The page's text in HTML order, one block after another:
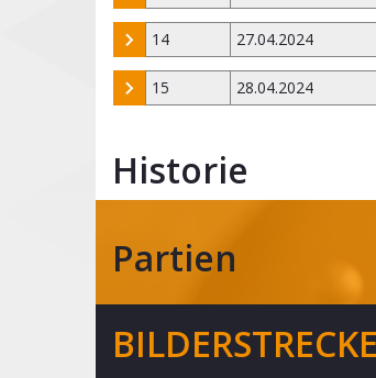
14 27.04.2024
15 28.04.2024
Historie
Partien